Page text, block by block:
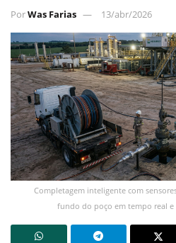
PorWas Farias 13/abr/2026
Completagem inteligente com
fundo do poço em tempo real